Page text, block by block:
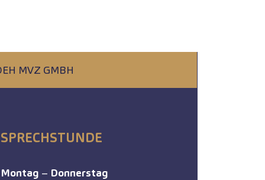
MVZ GMBH
SPRECHSTUNDE
Montag – Donnerstag